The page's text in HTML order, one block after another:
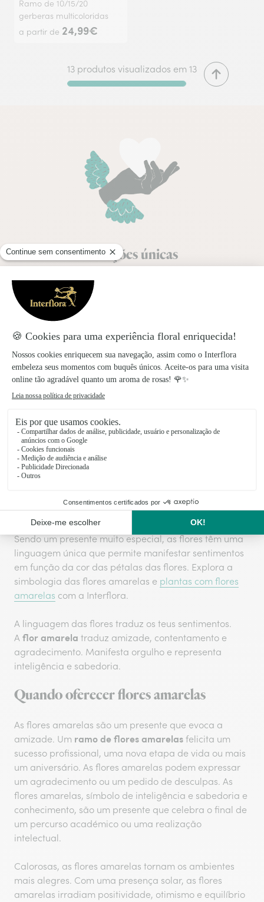
Ramo de 10/15/20
gerberas multicoloridas
a partir de 24,99€
13 produtos visualizados em 13
Criações únicas
Esforçamo-nos por produzir criações florais de
qualidade que se destaquem pelo seu estilo e
Flores e plantas amarelas: gerberas,
Asflores amarelassão asflores de verão. Mas, há
flores amarelas durante todo o ano como as Rosas, os
Cravos, Lírios, as Margaridas, os Lisiantos ou as
Gerberas.
Flores amarelas: significado
Sendo um presente muito especial, as flores têm uma
linguagem única que permite manifestar sentimentos
em função da cor das pétalas das flores. Explora a
simbologia das flores amarelas e plantas com flores
amarelas com a Interflora.
A linguagem das flores traduz os teus sentimentos.
A flor amarela traduz amizade, contentamento e
agradecimento. Manifesta orgulho e representa
inteligência e sabedoria.
Quando oferecer flores amarelas
As flores amarelas são um presente que evoca a
amizade. Um ramo de flores amarelas felicita um
sucesso profissional, uma nova etapa de vida ou mais
um aniversário. As flores amarelas podem expressar
um agradecimento ou um pedido de desculpas. As
flores amarelas, símbolo de inteligência e sabedoria e
conhecimento, são um presente que celebra o final de
um percurso académico ou uma realização
intelectual.
Calorosas, as flores amarelas tornam os ambientes
mais alegres. Com uma presença solar, as flores
amarelas irradiam positividade, otimismo e equilíbrio